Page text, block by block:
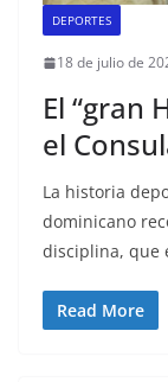
DEPORTES
18 de julio de
El “gran
el
La historia
dominicano
disciplina, que
Read More